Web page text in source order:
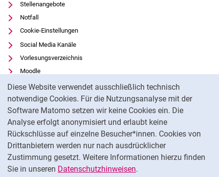
Diese Website verwendet ausschließlich technisch
notwendige Cookies. Für die Nutzungsanalyse mit der
Software Matomo setzen wir keine Cookies ein. Die
Analyse erfolgt anonymisiert und erlaubt keine
Rückschlüsse auf einzelne Besucher*innen. Cookies von
Drittanbietern werden nur nach ausdrücklicher
Zustimmung gesetzt. Weitere Informationen hierzu finden
Sie in unseren Datenschutzhinweisen.
Stellenangebote
Notfall
Cookie-Einstellungen
Social Media Kanäle
Vorlesungsverzeichnis
Moodle
Panopto
Universitätsbibliothek
Datenschutz
Barrierefreiheit
Transparenter KI-Einsatz